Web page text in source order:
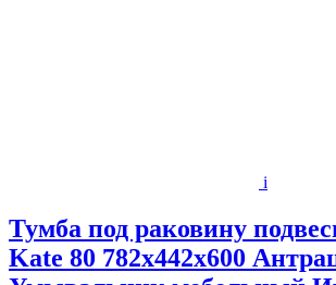
i
Тумба под раковину
Kate 80 782х442х600